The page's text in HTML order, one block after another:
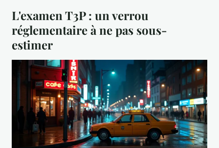
L'examen T3P : un verrou
réglementaire à ne pas sous-
estimer